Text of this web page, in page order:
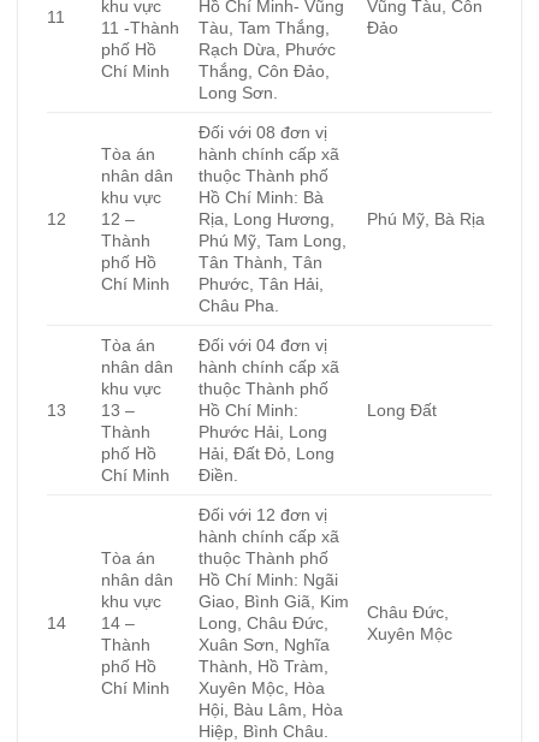
11
khu vực
11 -Thành
phố Hồ
Chí Minh
Hồ Chí Minh- Vũng
Tàu, Tam Thắng,
Rạch Dừa, Phước
Thắng, Côn Đảo,
Long Sơn.
Vũng Tàu, Côn
Đảo
12
Tòa án
nhân dân
khu vực
12 –
Thành
phố Hồ
Chí Minh
Đối với 08 đơn vị
hành chính cấp xã
thuộc Thành phố
Hồ Chí Minh: Bà
Rịa, Long Hương,
Phú Mỹ, Tam Long,
Tân Thành, Tân
Phước, Tân Hải,
Châu Pha.
Phú Mỹ, Bà Rịa
13
Tòa án
nhân dân
khu vực
13 –
Thành
phố Hồ
Chí Minh
Đối với 04 đơn vị
hành chính cấp xã
thuộc Thành phố
Hồ Chí Minh:
Phước Hải, Long
Hải, Đất Đỏ, Long
Điền.
Long Đất
14
Tòa án
nhân dân
khu vực
14 –
Thành
phố Hồ
Chí Minh
Đối với 12 đơn vị
hành chính cấp xã
thuộc Thành phố
Hồ Chí Minh: Ngãi
Giao, Bình Giã, Kim
Long, Châu Đức,
Xuân Sơn, Nghĩa
Thành, Hồ Tràm,
Xuyên Mộc, Hòa
Hội, Bàu Lâm, Hòa
Hiệp, Bình Châu.
Châu Đức,
Xuyên Mộc